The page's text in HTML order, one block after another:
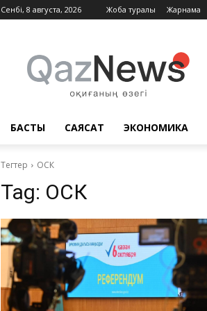
Сенбі, 8 августа, 2026 Жоба туралы Жарнама
БАСТЫ САЯСАТ ЭКОНОМИКА
Тегтер ОСК
Tag: ОСК